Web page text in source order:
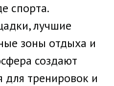
спорта.
лучшие
зоны отдыха и
создают
для тренировок и